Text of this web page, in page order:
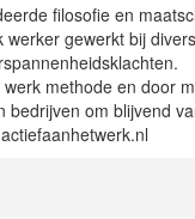
filosofie en
werker gewerkt bij
methode en door
bedrijven om blijvend